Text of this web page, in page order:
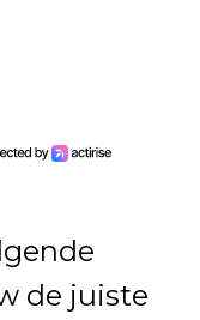
de juiste